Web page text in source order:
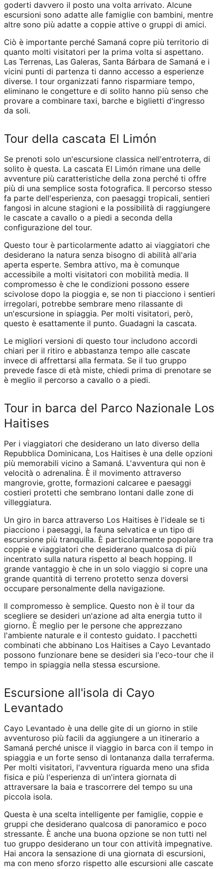
goderti davvero il posto una volta arrivato. Alcune
escursioni sono adatte alle famiglie con bambini, mentre
altre sono più adatte a coppie attive o gruppi di amici.
Ciò è importante perché Samaná copre più territorio di
quanto molti visitatori per la prima volta si aspettano.
Las Terrenas, Las Galeras, Santa Bárbara de Samaná e i
vicini punti di partenza ti danno accesso a esperienze
diverse. I tour organizzati fanno risparmiare tempo,
eliminano le congetture e di solito hanno più senso che
provare a combinare taxi, barche e biglietti d'ingresso
da soli.
Tour della cascata El Limón
Se prenoti solo un'escursione classica nell'entroterra, di
solito è questa. La cascata El Limón rimane una delle
avventure più caratteristiche della zona perché ti offre
più di una semplice sosta fotografica. Il percorso stesso
fa parte dell'esperienza, con paesaggi tropicali, sentieri
fangosi in alcune stagioni e la possibilità di raggiungere
le cascate a cavallo o a piedi a seconda della
configurazione del tour.
Questo tour è particolarmente adatto ai viaggiatori che
desiderano la natura senza bisogno di abilità all'aria
aperta esperte. Sembra attivo, ma è comunque
accessibile a molti visitatori con mobilità media. Il
compromesso è che le condizioni possono essere
scivolose dopo la pioggia e, se non ti piacciono i sentieri
irregolari, potrebbe sembrare meno rilassante di
un'escursione in spiaggia. Per molti visitatori, però,
questo è esattamente il punto. Guadagni la cascata.
Le migliori versioni di questo tour includono accordi
chiari per il ritiro e abbastanza tempo alle cascate
invece di affrettarsi alla fermata. Se il tuo gruppo
prevede fasce di età miste, chiedi prima di prenotare se
è meglio il percorso a cavallo o a piedi.
Tour in barca del Parco Nazionale Los
Haitises
Per i viaggiatori che desiderano un lato diverso della
Repubblica Dominicana, Los Haitises è una delle opzioni
più memorabili vicino a Samaná. L'avventura qui non è
velocità o adrenalina. È il movimento attraverso
mangrovie, grotte, formazioni calcaree e paesaggi
costieri protetti che sembrano lontani dalle zone di
villeggiatura.
Un giro in barca attraverso Los Haitises è l'ideale se ti
piacciono i paesaggi, la fauna selvatica e un tipo di
escursione più tranquilla. È particolarmente popolare tra
coppie e viaggiatori che desiderano qualcosa di più
incentrato sulla natura rispetto al beach hopping. Il
grande vantaggio è che in un solo viaggio si copre una
grande quantità di terreno protetto senza doversi
occupare personalmente della navigazione.
Il compromesso è semplice. Questo non è il tour da
scegliere se desideri un'azione ad alta energia tutto il
giorno. È meglio per le persone che apprezzano
l'ambiente naturale e il contesto guidato. I pacchetti
combinati che abbinano Los Haitises a Cayo Levantado
possono funzionare bene se desideri sia l'eco-tour che il
tempo in spiaggia nella stessa escursione.
Escursione all'isola di Cayo
Levantado
Cayo Levantado è una delle gite di un giorno in stile
avventuroso più facili da aggiungere a un itinerario a
Samaná perché unisce il viaggio in barca con il tempo in
spiaggia e un forte senso di lontananza dalla terraferma.
Per molti visitatori, l'avventura riguarda meno una sfida
fisica e più l'esperienza di un'intera giornata di
attraversare la baia e trascorrere del tempo su una
piccola isola.
Questa è una scelta intelligente per famiglie, coppie e
gruppi che desiderano qualcosa di panoramico e poco
stressante. È anche una buona opzione se non tutti nel
tuo gruppo desiderano un tour con attività impegnative.
Hai ancora la sensazione di una giornata di escursioni,
ma con meno sforzo rispetto alle escursioni alle cascate